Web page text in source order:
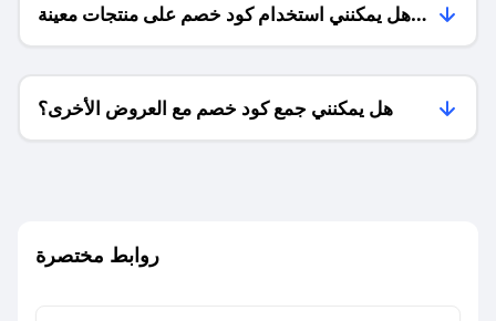
هل يمكنني استخدام كود خصم على منتجات معينة
فقط؟
هل يمكنني جمع كود خصم مع العروض الأخرى؟
روابط مختصرة